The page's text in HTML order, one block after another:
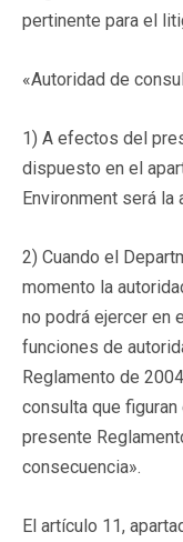
pertinente para el
«Autoridad de
1) A efectos del
dispuesto en el
Environment será la
2) Cuando el
momento la
no podrá ejercer en
funciones de
Reglamento de
consulta que
presente
consecuencia».
El artículo 11,